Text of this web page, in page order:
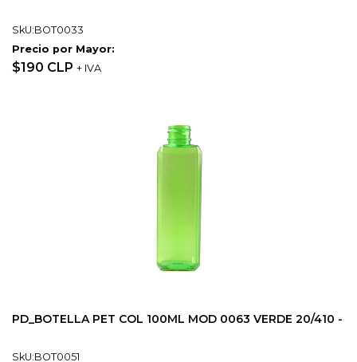
SkU:BOT0033
Precio por Mayor:
$190 CLP + IVA
PD_BOTELLA PET COL 100ML MOD 0063 VERDE 20/410 -
SkU:BOT0051